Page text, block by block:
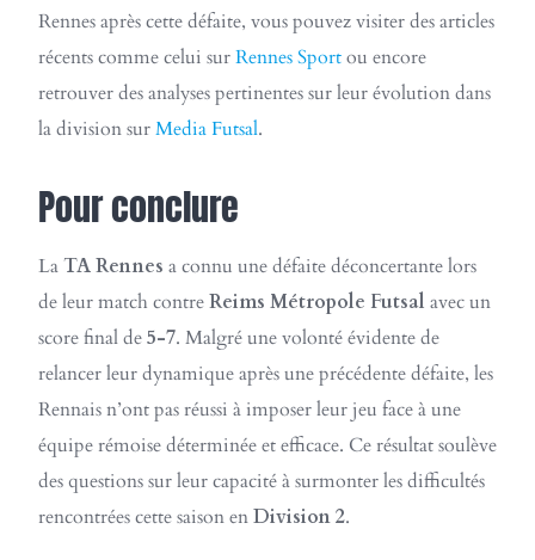
Rennes après cette défaite, vous pouvez visiter des articles
récents comme celui surRennes Sportou encore
retrouver des analyses pertinentes sur leur évolution dans
la division surMedia Futsal.
Pour conclure
LaTA Rennes a connu une défaite déconcertante lors
de leur match contreReims Métropole Futsal avec un
score final de5-7. Malgré une volonté évidente de
relancer leur dynamique après une précédente défaite, les
Rennais n’ont pas réussi à imposer leur jeu face à une
équipe rémoise déterminée et efficace. Ce résultat soulève
des questions sur leur capacité à surmonter les difficultés
rencontrées cette saison enDivision 2.